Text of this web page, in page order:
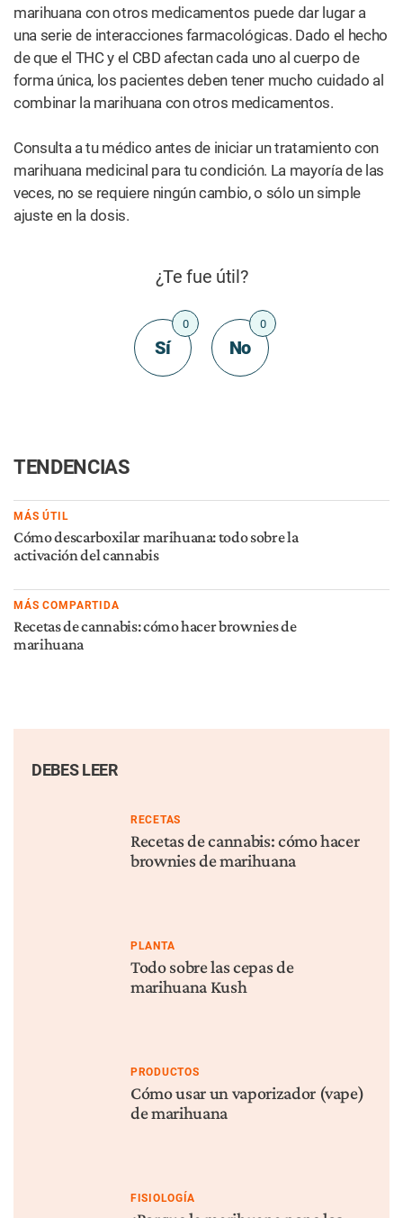
marihuana con otros medicamentos puede dar lugar a
una serie de interacciones farmacológicas. Dado el hecho
de que el THC y el CBD afectan cada uno al cuerpo de
forma única, los pacientes deben tener mucho cuidado al
combinar la marihuana con otros medicamentos.
Consulta a tu médico antes de iniciar un tratamiento con
marihuana medicinal para tu condición. La mayoría de las
veces, no se requiere ningún cambio, o sólo un simple
ajuste en la dosis.
¿Te fue útil?
Sí
0
No
0
TENDENCIAS
MÁS ÚTIL
Cómo descarboxilar marihuana: todo sobre la
activación del cannabis
MÁS COMPARTIDA
Recetas de cannabis: cómo hacer brownies de
marihuana
DEBES LEER
RECETAS
Recetas de cannabis: cómo hacer
brownies de marihuana
PLANTA
Todo sobre las cepas de
marihuana Kush
PRODUCTOS
Cómo usar un vaporizador (vape)
de marihuana
FISIOLOGÍA